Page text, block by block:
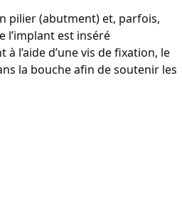
pilier (abutment) et, parfois,
l’implant est inséré
l’aide d’une vis de fixation, le
la bouche afin de soutenir les